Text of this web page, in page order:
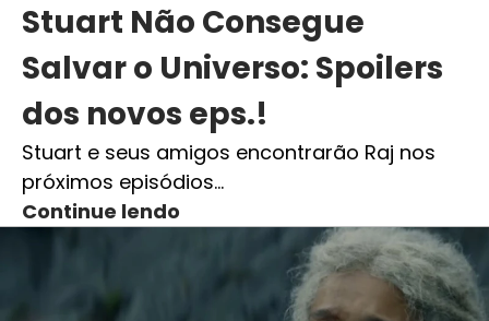
Stuart Não Consegue
Salvar o Universo: Spoilers
dos novos eps.!
Stuart e seus amigos encontrarão Raj nos
próximos episódios…
Continue lendo